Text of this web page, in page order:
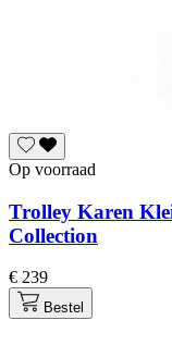
Op voorraad
Trolley Karen
Collection
€ 239
Bestel